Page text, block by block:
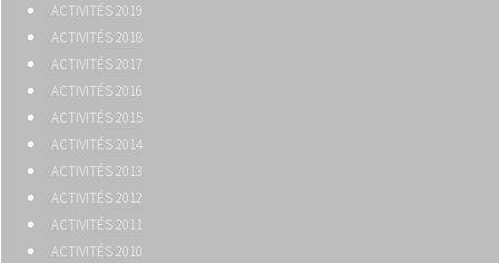
ACTIVITÉS 2019
ACTIVITÉS 2018
ACTIVITÉS 2017
ACTIVITÉS 2016
ACTIVITÉS 2015
ACTIVITÉS 2014
ACTIVITÉS 2013
ACTIVITÉS 2012
ACTIVITÉS 2011
ACTIVITÉS 2010